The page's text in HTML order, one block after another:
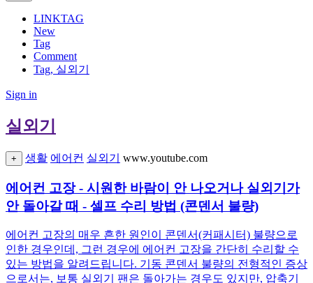
LINKTAG
New
Tag
Comment
Tag, 실외기
Sign in
실외기
+ 생활 에어컨 실외기 www.youtube.com
에어컨 고장 - 시원한 바람이 안 나오거나 실외기가
안 돌아갈 때 - 셀프 수리 방법 (콘덴서 불량)
에어컨 고장의 매우 흔한 원인이 콘덴서(커패시터) 불량으로
인한 경우인데, 그런 경우에 에어컨 고장을 간단히 수리할 수
있는 방법을 알려드립니다. 기동 콘덴서 불량의 전형적인 증상
으로서는, 보통 실외기 팬은 돌아가는 경우도 있지만, 압축기